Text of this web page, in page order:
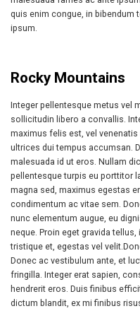
quis enim congue, in bibendum
ipsum.
Rocky Mountains
Integer pellentesque metus vel
sollicitudin libero a convallis.
maximus felis est, vel
ultrices dui tempus accumsan.
malesuada id ut eros. Nullam
pellentesque turpis eu porttitor
magna sed, maximus egestas
condimentum ac vitae sem.
nunc elementum augue, eu
neque. Proin eget gravida
tristique et, egestas vel
Donec ac vestibulum ante, et
fringilla. Integer erat sapien,
hendrerit eros. Duis finibus
dictum blandit, ex mi finibus